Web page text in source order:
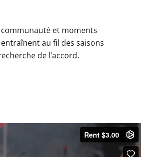
et moments
au fil des saisons
de l’accord.